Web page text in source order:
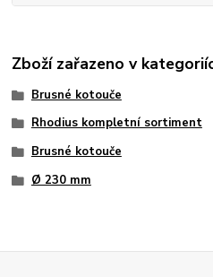
Zboží zařazeno v
Brusné kotouče
Rhodius kompletní sortiment
Brusné kotouče
Ø 230 mm